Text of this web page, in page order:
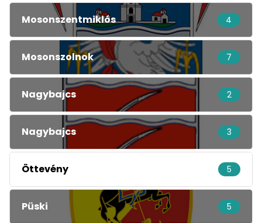
Mosonszentmiklós 4
Mosonszolnok 7
Nagybajcs 2
Nagybajcs 3
Öttevény 5
Püski 5